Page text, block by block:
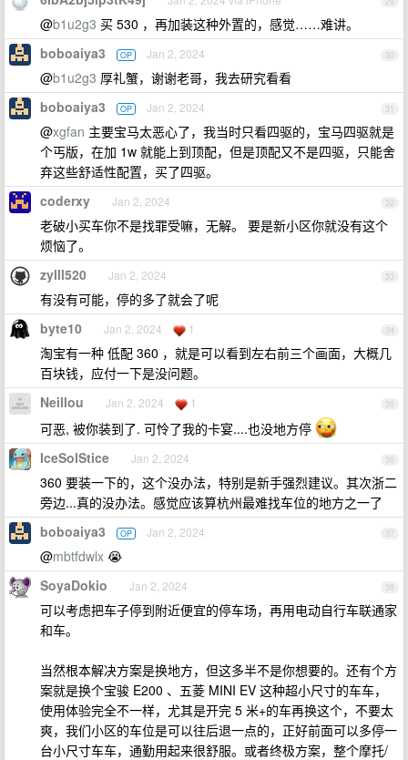
@b1u2g3 买 530 ，再加装这种外置的，感觉……难讲。
30
boboaiya3 OP Jan 2, 2024
@b1u2g3 厚礼蟹，谢谢老哥，我去研究看看
31
boboaiya3 OP Jan 2, 2024
@xgfan 主要宝马太恶心了，我当时只看四驱的，宝马四驱就是
个丐版，在加 1w 就能上到顶配，但是顶配又不是四驱，只能舍
弃这些舒适性配置，买了四驱。
32
coderxy Jan 2, 2024
老破小买车你不是找罪受嘛，无解。 要是新小区你就没有这个
烦恼了。
33
zylll520 Jan 2, 2024
有没有可能，停的多了就会了呢
34
byte10 Jan 2, 2024 1
淘宝有一种 低配 360 ，就是可以看到左右前三个画面，大概几
百块钱，应付一下是没问题。
35
Neillou Jan 2, 2024 1
可恶, 被你装到了. 可怜了我的卡宴....也没地方停
36
IceSolStice Jan 2, 2024
360 要装一下的，这个没办法，特别是新手强烈建议。其次浙二
旁边...真的没办法。感觉应该算杭州最难找车位的地方之一了
37
boboaiya3 OP Jan 2, 2024
@mbtfdwlx 😭
38
SoyaDokio Jan 2, 2024
可以考虑把车子停到附近便宜的停车场，再用电动自行车联通家
和车。
当然根本解决方案是换地方，但这多半不是你想要的。还有个方
案就是换个宝骏 E200 、五菱 MINI EV 这种超小尺寸的车车，
使用体验完全不一样，尤其是开完 5 米+的车再换这个，不要太
爽，我们小区的车位是可以往后退一点的，正好前面可以多停一
台小尺寸车车，通勤用起来很舒服。或者终极方案，整个摩托/